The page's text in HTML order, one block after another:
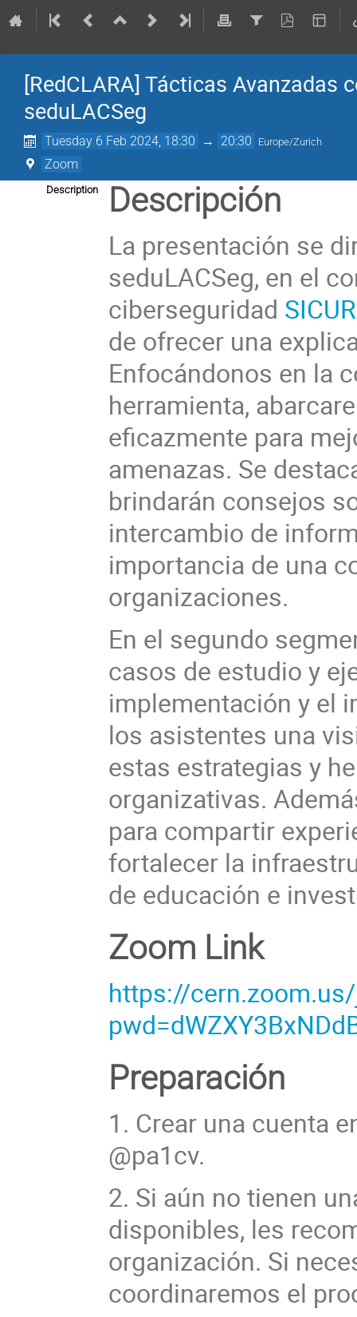
[RedCLARA] Tácticas Avanzadas
seduLACSeg
Tuesday 6 Feb 2024, 18:30 → 20:30 Europe/Zurich
Zoom
Description Descripción
La presentación se
seduLACSeg, en el
ciberseguridad
de ofrecer una
Enfocándonos en la
herramienta,
eficazmente para
amenazas. Se
brindarán consejos
intercambio de
importancia de una
organizaciones.
En el segundo
casos de estudio y
implementación y el
los asistentes una
estas estrategias y
organizativas.
para compartir
fortalecer la
de educación e
Zoom Link
https://
Preparación
1. Crear una cuenta
@pa1cv.
2. Si aún no tienen
disponibles, les
organización. Si
coordinaremos el